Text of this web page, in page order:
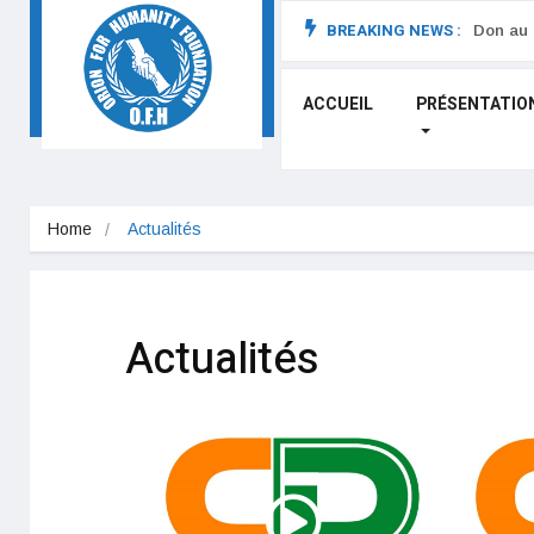
BREAKING NEWS : Don
ACCUEIL
Home Actualités
Actualités